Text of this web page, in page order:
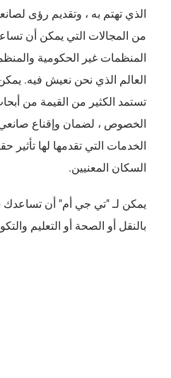
الذي تهتم به ، وتقديم رؤى
من المجالات التي يمكن أن
المنظمات غير الحكومية
العالم الذي نحن نعيش فيه.
تستمد الكثير من القيمة من
الخصوص ، لضمان وإقناع صانعي
الخدمات التي تقدمها لها تأثير
السكان المعنيين.
يمكن لـ "تي جي أم" أن تساعدك
بالنقل أو الصحة أو التعليم